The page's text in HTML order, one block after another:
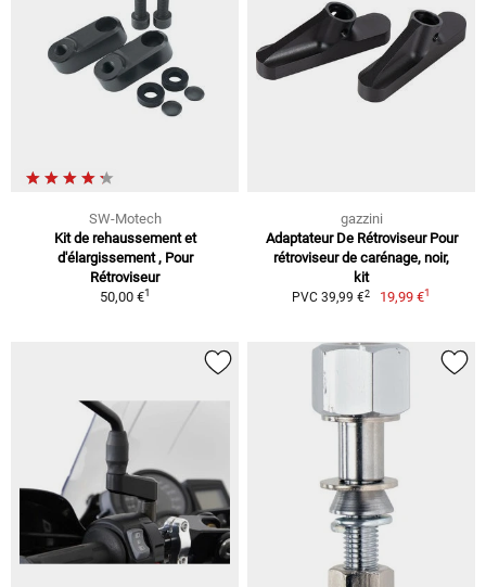
SW-Motech
Kit de rehaussement et
d'élargissement , Pour
Rétroviseur
50,00 €1
gazzini
Adaptateur De Rétroviseur Pour
rétroviseur de carénage, noir,
kit
PVC 39,99 €2 19,99 €1